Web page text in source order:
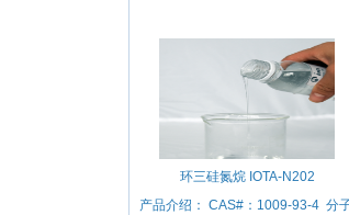
环三硅氮烷 IOTA-N202
产品介绍： CAS#：1009-93-4 分